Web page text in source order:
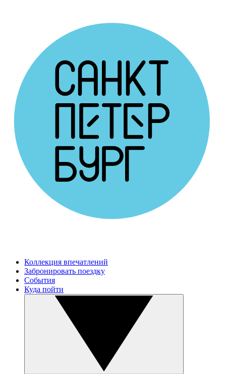
Коллекция впечатлений
Забронировать поездку
События
Куда пойти